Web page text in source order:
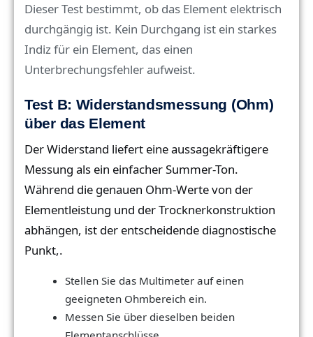
Dieser Test bestimmt, ob das Element elektrisch
durchgängig ist. Kein Durchgang ist ein starkes
Indiz für ein Element, das einen
Unterbrechungsfehler aufweist.
Test B: Widerstandsmessung (Ohm)
über das Element
Der Widerstand liefert eine aussagekräftigere
Messung als ein einfacher Summer-Ton.
Während die genauen Ohm-Werte von der
Elementleistung und der Trocknerkonstruktion
abhängen, ist der entscheidende diagnostische
Punkt,.
Stellen Sie das Multimeter auf einen
geeigneten Ohmbereich ein.
Messen Sie über dieselben beiden